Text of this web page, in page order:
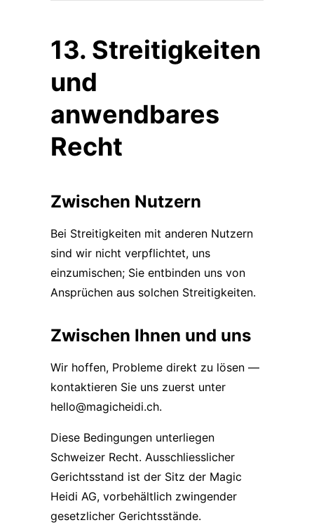
13. Streitigkeiten
und
anwendbares
Recht
Zwischen Nutzern
Bei Streitigkeiten mit anderen Nutzern
sind wir nicht verpflichtet, uns
einzumischen; Sie entbinden uns von
Ansprüchen aus solchen Streitigkeiten.
Zwischen Ihnen und uns
Wir hoffen, Probleme direkt zu lösen —
kontaktieren Sie uns zuerst unter
hello@magicheidi.ch.
Diese Bedingungen unterliegen
Schweizer Recht. Ausschliesslicher
Gerichtsstand ist der Sitz der Magic
Heidi AG, vorbehältlich zwingender
gesetzlicher Gerichtsstände.